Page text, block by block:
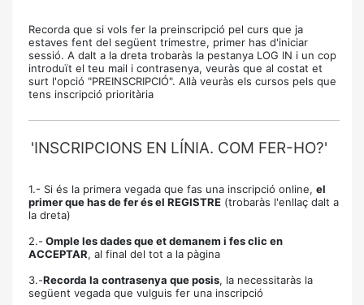
Recorda que si vols fer la preinscripció pel curs que ja
estaves fent del següent trimestre, primer has d'iniciar
sessió. A dalt a la dreta trobaràs la pestanya LOG IN i un cop
introduït el teu mail i contrasenya, veuràs que al costat et
surt l'opció "PREINSCRIPCIÓ". Allà veuràs els cursos pels que
tens inscripció prioritària
'INSCRIPCIONS EN LÍNIA. COM FER-HO?'
1.- Si és la primera vegada que fas una inscripció online, el
primer que has de fer és el REGISTRE (trobaràs l'enllaç dalt a
la dreta)
2.- Omple les dades que et demanem i fes clic en
ACCEPTAR, al final del tot a la pàgina
3.-Recorda la contrasenya que posis, la necessitaràs la
següent vegada que vulguis fer una inscripció